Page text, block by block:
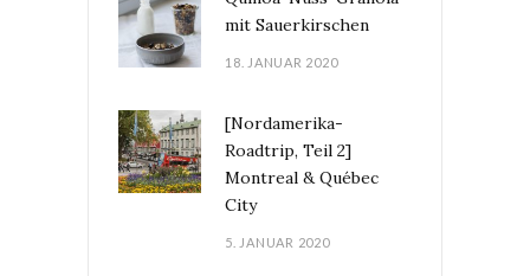
mit Sauerkirschen
18. JANUAR 2020
[Nordamerika-
Roadtrip, Teil 2]
Montreal & Québec
City
5. JANUAR 2020